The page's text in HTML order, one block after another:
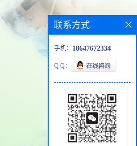
联系方式
手机： 18647672334
Q Q：